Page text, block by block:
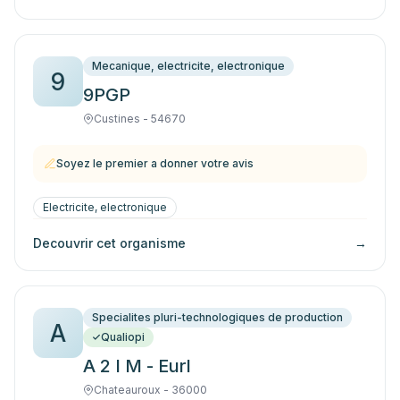
9
Mecanique, electricite, electronique
9PGP
Custines - 54670
Soyez le premier a donner votre avis
Electricite, electronique
Decouvrir cet organisme →
A
Specialites pluri-technologiques de production
Qualiopi
A 2 I M - Eurl
Chateauroux - 36000